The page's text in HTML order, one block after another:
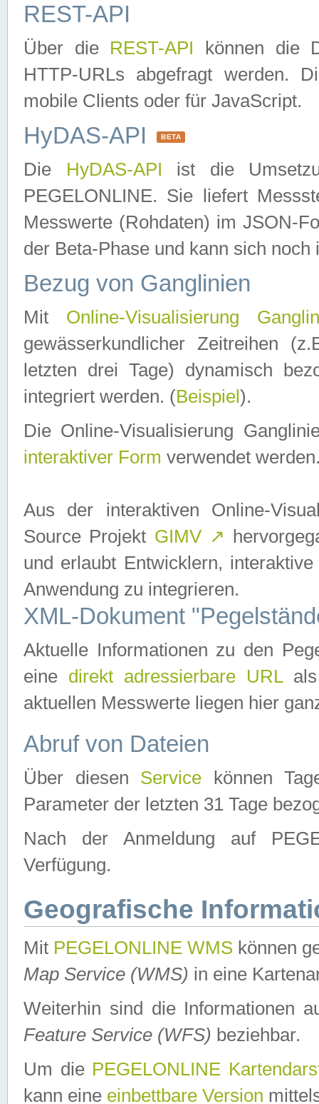
REST-API
Über die REST-API können die
HTTP-URLs abgefragt werden.
mobile Clients oder für JavaScript.
HyDAS-API BETA
Die HyDAS-API ist die
PEGELONLINE. Sie liefert
Messwerte (Rohdaten) im JSON-
der Beta-Phase und kann sich noch
Bezug von Ganglinien
Mit Online-Visualisierung
gewässerkundlicher Zeitreihen
letzten drei Tage) dynamisch
integriert werden. (Beispiel ).
Die Online-Visualisierung
interaktiver Form verwendet
Aus der interaktiven Online-
Source Projekt GIMV ↗
und erlaubt Entwicklern,
Anwendung zu integrieren.
XML-Dokument
Aktuelle Informationen zu den
eine direkt adressierbare URLals
aktuellen Messwerte liegen hier
Abruf von Dateien
Über diesen Service können
Parameter der letzten 31 Tage
Nach der Anmeldung auf
Verfügung.
Geografische
Mit PEGELONLINE WMS können
Map Service (WMS) in eine
Weiterhin sind die Informationen
Feature Service (WFS) beziehbar.
Um die PEGELONLINE
kann eine einbettbare Version